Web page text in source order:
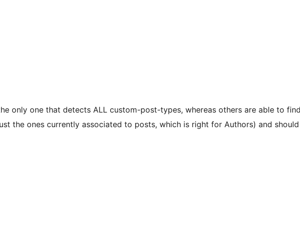
only one that detects ALL custom-post-types, whereas others are able to
the ones currently associated to posts, which is right for Authors) and